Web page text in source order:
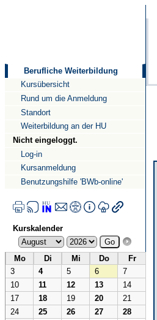
Berufliche Weiterbildung
Kursübersicht
Rund um die Anmeldung
Standort
Weiterbildung an der HU
Nicht eingeloggt.
Log-in
Kursanmeldung
Benutzungshilfe 'BWb-online'
Kurskalender
Mo Di Mi Do
Fr
3
4 5 6
7
10
11 12 13
14
17
18 19 20
21
24
25 26 27
28